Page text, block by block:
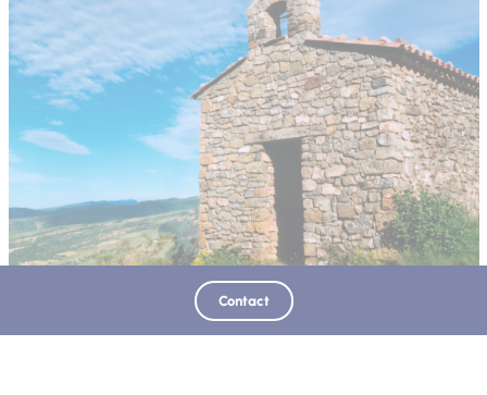
Contact